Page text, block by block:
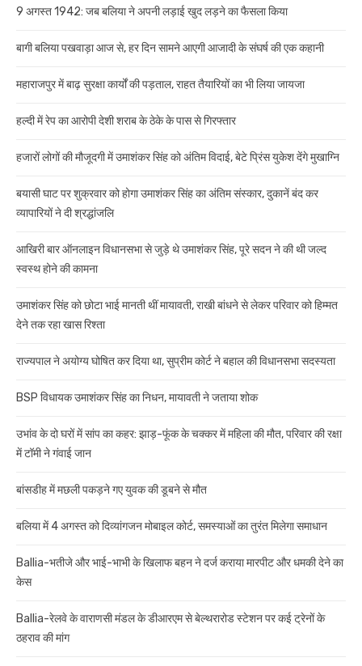
9 अगस्त 1942: जब बलिया ने अपनी लड़ाई खुद लड़ने का फैसला किया
बागी बलिया पखवाड़ा आज से, हर दिन सामने आएगी आजादी के संघर्ष की एक कहानी
महाराजपुर में बाढ़ सुरक्षा कार्यों की पड़ताल, राहत तैयारियों का भी लिया जायजा
हल्दी में रेप का आरोपी देशी शराब के ठेके के पास से गिरफ्तार
हजारों लोगों की मौजूदगी में उमाशंकर सिंह को अंतिम विदाई, बेटे प्रिंस युकेश देंगे मुखाग्नि
बयासी घाट पर शुक्रवार को होगा उमाशंकर सिंह का अंतिम संस्कार, दुकानें बंद कर
व्यापारियों ने दी श्रद्धांजलि
आखिरी बार ऑनलाइन विधानसभा से जुड़े थे उमाशंकर सिंह, पूरे सदन ने की थी जल्द
स्वस्थ होने की कामना
उमाशंकर सिंह को छोटा भाई मानती थीं मायावती, राखी बांधने से लेकर परिवार को हिम्मत
देने तक रहा खास रिश्ता
राज्यपाल ने अयोग्य घोषित कर दिया था, सुप्रीम कोर्ट ने बहाल की विधानसभा सदस्यता
BSP विधायक उमाशंकर सिंह का निधन, मायावती ने जताया शोक
उभांव के दो घरों में सांप का कहर: झाड़-फूंक के चक्कर में महिला की मौत, परिवार की रक्षा
में टॉमी ने गंवाई जान
बांसडीह में मछली पकड़ने गए युवक की डूबने से मौत
बलिया में 4 अगस्त को दिव्यांगजन मोबाइल कोर्ट, समस्याओं का तुरंत मिलेगा समाधान
Ballia-भतीजे और भाई-भाभी के खिलाफ बहन ने दर्ज कराया मारपीट और धमकी देने का
केस
Ballia-रेलवे के वाराणसी मंडल के डीआरएम से बेल्थरारोड स्टेशन पर कई ट्रेनों के
ठहराव की मांग